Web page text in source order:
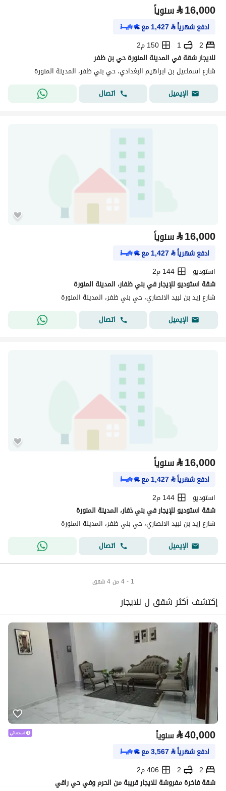
⃁16,000 سنوياً
ادفع شهرياً⃁
1,427مع
2
1
150 م2
للايجار شقة في المدينة المنورة حي بن ظفر
شارع اسماعيل بن ابراهيم البغدادي، حي بني ظفر، المدينة المنورة
الإيميل
اتصال
⃁16,000 سنوياً
ادفع شهرياً⃁
1,427مع
استوديو
144 م2
شقة استوديو للإيجار في بني ظفار، المدينة المنورة
شارع زيد بن لبيد الانصاري، حي بني ظفر، المدينة المنورة
الإيميل
اتصال
⃁16,000 سنوياً
ادفع شهرياً⃁
1,427مع
استوديو
144 م2
شقة استوديو للإيجار في بني ذفار، المدينة المنورة
شارع زيد بن لبيد الانصاري، حي بني ظفر، المدينة المنورة
الإيميل
اتصال
1 - 4 من 4 شقق
إكتشف أكثر شقق ل للايجار
⃁40,000 سنوياً
ادفع شهرياً⃁
3,567مع
2
2
406 م2
شقة فاخرة مفروشة للايجار قريبة من الحرم وفي حي راقي